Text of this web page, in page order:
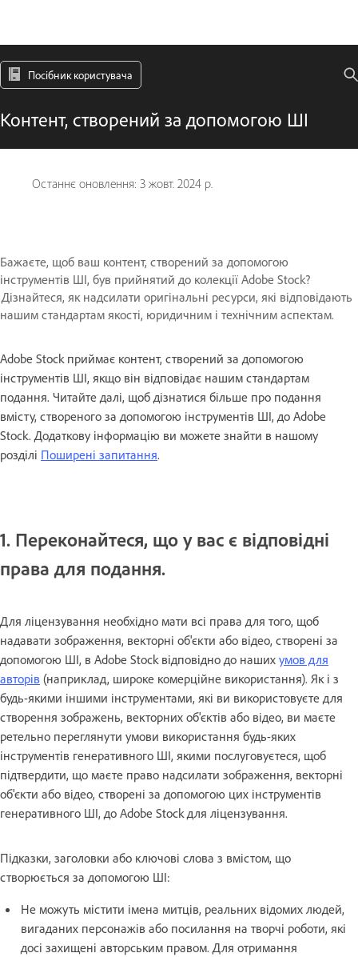
Посібник користувача
Контент, створений за допомогою ШІ
Останнє оновлення: 3 жовт. 2024 р.
Бажаєте, щоб ваш контент, створений за допомогою
інструментів ШІ, був прийнятий до колекції Adobe Stock?
Дізнайтеся, як надсилати оригінальні ресурси, які відповідають
нашим стандартам якості, юридичним і технічним аспектам.
Adobe Stock приймає контент, створений за допомогою
інструментів ШІ, якщо він відповідає нашим стандартам
подання. Читайте далі, щоб дізнатися більше про подання
вмісту, створеного за допомогою інструментів ШІ, до Adobe
Stock. Додаткову інформацію ви можете знайти в нашому
розділі Поширені запитання.
1. Переконайтеся, що у вас є відповідні
права для подання.
Для ліцензування необхідно мати всі права для того, щоб
надавати зображення, векторні об'єкти або відео, створені за
допомогою ШІ, в Adobe Stock відповідно до наших умов для
авторів (наприклад, широке комерційне використання). Як і з
будь-якими іншими інструментами, які ви використовуєте для
створення зображень, векторних об'єктів або відео, ви маєте
ретельно переглянути умови використання будь-яких
інструментів генеративного ШІ, якими послуговуєтеся, щоб
підтвердити, що маєте право надсилати зображення, векторні
об'єкти або відео, створені за допомогою цих інструментів
генеративного ШІ, до Adobe Stock для ліцензування.
Підказки, заголовки або ключові слова з вмістом, що
створюється за допомогою ШІ:
Не можуть містити імена митців, реальних відомих людей,
вигаданих персонажів або посилання на творчі роботи, які
досі захищені авторським правом. Для отримання